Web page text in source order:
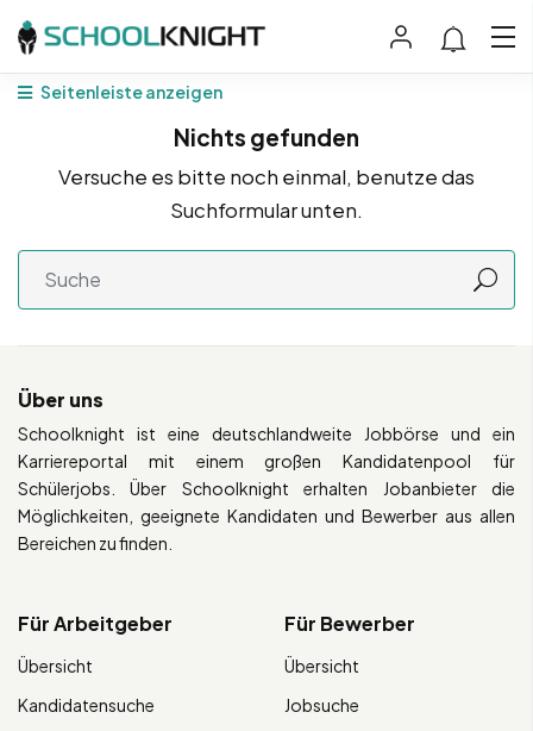
Seitenleiste anzeigen
Nichts gefunden
Versuche es bitte noch einmal, benutze das
Suchformular unten.
Über uns
Schoolknight ist eine deutschlandweite Jobbörse und ein
Karriereportal mit einem großen Kandidatenpool für
Schülerjobs. Über Schoolknight erhalten Jobanbieter die
Möglichkeiten, geeignete Kandidaten und Bewerber aus allen
Bereichen zu finden.
Für Arbeitgeber
Übersicht
Kandidatensuche
Für Bewerber
Übersicht
Jobsuche